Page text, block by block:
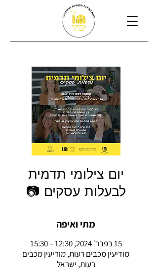
יום צילומי תדמית
לבעלות עסקים 📷
מתי ואיפה
15 בפבר׳ 2024, 12:30 – 15:30
מודיעין מכבים רעות, מודיעין מכבים
רעות, ישראל